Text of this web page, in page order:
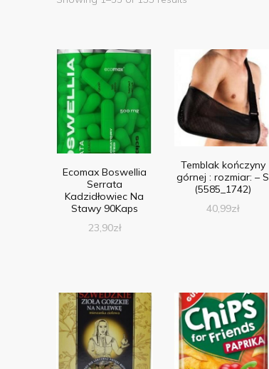
Ecomax Boswellia
Serrata
Kadzidłowiec Na
Stawy 90Kaps
23,90zł
Temblak kończyny
górnej : rozmiar: – S
(5585_1742)
40,99zł